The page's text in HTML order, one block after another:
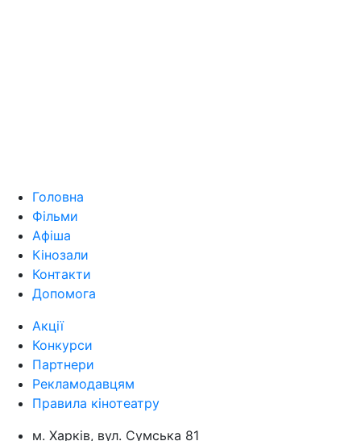
Головна
Фільми
Афіша
Кінозали
Контакти
Допомога
Акції
Конкурси
Партнери
Рекламодавцям
Правила кінотеатру
м. Харків, вул. Сумська 81